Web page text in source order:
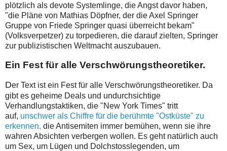
plötzlich als devote Systemlinge, die Angst davor haben,
"die Pläne von Mathias Döpfner, der die Axel Springer
Gruppe von Friede Springer quasi überreicht bekam"
(Volksverpetzer) zu torpedieren, die darauf zielten, Springer
zur publizistischen Weltmacht auszubauen.
Ein Fest für alle Verschwörungstheoretiker.
Der Text ist ein Fest für alle Verschwörungstheoretiker. Da
gibt es geheime Deals und undurchsichtige
Verhandlungstaktiken, die "New York Times" tritt
auf, unschwer als Chiffre für die berühmte "Ostküste" zu
erkennen, die Antisemiten immer bemühen, wenn sie ihre
wahren Absichten verbergen wollen. Es geht natürlich auch
um Sex, um Lügen und Dolchstosslegenden, um